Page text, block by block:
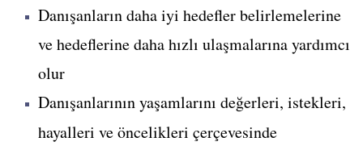
Danışanların daha iyi hedefler belirlemelerine
ve hedeflerine daha hızlı ulaşmalarına yardımcı
olur
Danışanlarının yaşamlarını değerleri, istekleri,
hayalleri ve öncelikleri çerçevesinde